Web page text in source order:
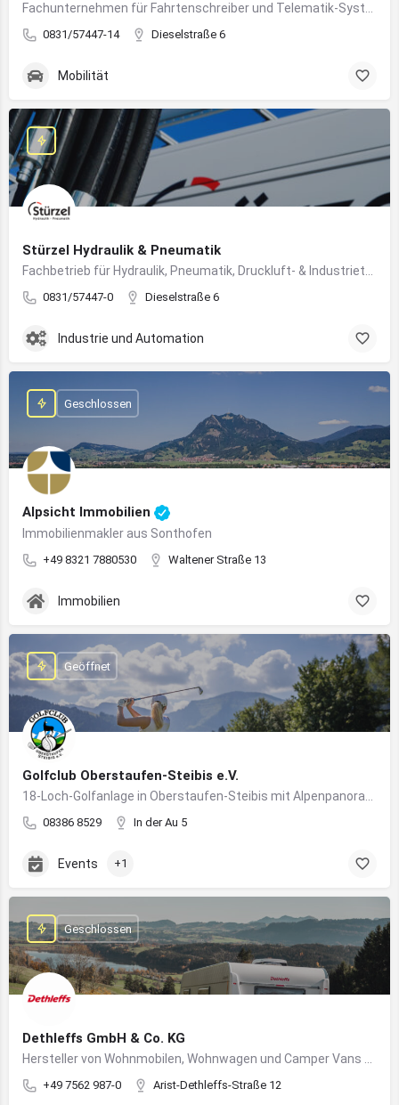
0831/57447-14 Dieselstraße 6
Mobilität
Stürzel Hydraulik & Pneumatik
0831/57447-0 Dieselstraße 6
Industrie und Automation
Alpsicht Immobilien
Immobilienmakler aus Sonthofen
+49 8321 7880530 Waltener Straße 13
Geschlossen
Immobilien
Golfclub Oberstaufen-Steibis e.V.
08386 8529 In der Au 5
Geöffnet
Events +1
Dethleffs GmbH & Co. KG
+49 7562 987-0 Arist-Dethleffs-Straße 12
Geschlossen